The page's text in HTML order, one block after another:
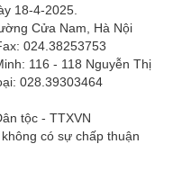
18-4-2025.
Cửa Nam, Hà Nội
024.38253753
116 - 118 Nguyễn Thị
028.39303464
tộc - TTXVN
có sự chấp thuận